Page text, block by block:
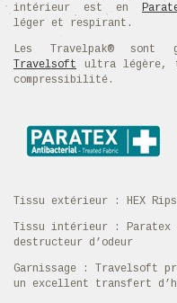
intérieur est en
léger et respirant.
Les Travelpak® sont
Travelsoft ultra légère,
compressibilité.
Tissu extérieur : HEX
Tissu intérieur : Paratex
destructeur d’odeur
Garnissage : Travelsoft
un excellent transfert